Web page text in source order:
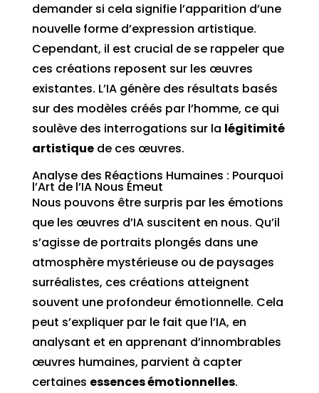
demander si cela signifie l’apparition d’une
nouvelle forme d’expression artistique.
Cependant, il est crucial de se rappeler que
ces créations reposent sur les œuvres
existantes. L’IA génère des résultats basés
sur des modèles créés par l’homme, ce qui
soulève des interrogations sur la légitimité
artistiquede ces œuvres.
Analyse des Réactions Humaines : Pourquoi
l’Art de l’IA Nous Émeut
Nous pouvons être surpris par les émotions
que les œuvres d’IA suscitent en nous. Qu’il
s’agisse de portraits plongés dans une
atmosphère mystérieuse ou de paysages
surréalistes, ces créations atteignent
souvent une profondeur émotionnelle. Cela
peut s’expliquer par le fait que l’IA, en
analysant et en apprenant d’innombrables
œuvres humaines, parvient à capter
certaines essences émotionnelles.